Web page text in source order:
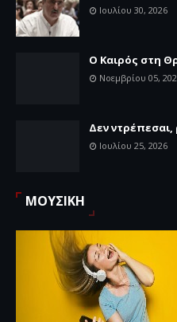
Ιουλίου 30, 2026
Ο Καιρός στη
Νοεμβρίου 05,
Δεν ντρέπεσαι,
Ιουλίου 25, 2026
ΜΟΥΣΙΚΗ